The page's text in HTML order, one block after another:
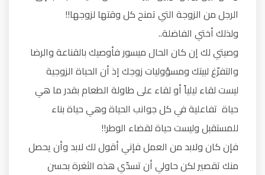
الرجل من الزوجة التي تمنح كل وقتها لزوجها!!
ولذلك أختي الفاضلة..
وصيتي لك إن كان الحال ميسور فأوصيك بالقناعة والرضا
والتفرّغ لبيتك ومسؤوليات زوجك إذ أن الحياة الزوجية
ليست لقاء ليلياً أو لقاء على طاولة الطعام بقدر ما هي
حياة تفاعلية في كل جوانب الحياة وهي حياة بناء
للمستقبل وليست حياة لقضاء الوطر!!
فإن كان ولابد من العمل فإني أقول لك لابد وأن يحصل
منك تقصير لكن حاولي أن تسدّي هذه الثغرة بحسن